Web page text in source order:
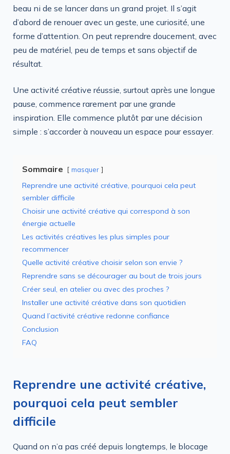
beau ni de se lancer dans un grand projet. Il s’agit
d’abord de renouer avec un geste, une curiosité, une
forme d’attention. On peut reprendre doucement, avec
peu de matériel, peu de temps et sans objectif de
résultat.
Une activité créative réussie, surtout après une longue
pause, commence rarement par une grande
inspiration. Elle commence plutôt par une décision
simple : s’accorder à nouveau un espace pour essayer.
Sommaire masquer
Reprendre une activité créative, pourquoi cela peut
sembler difficile
Choisir une activité créative qui correspond à son
énergie actuelle
Les activités créatives les plus simples pour
recommencer
Quelle activité créative choisir selon son envie ?
Reprendre sans se décourager au bout de trois jours
Créer seul, en atelier ou avec des proches ?
Installer une activité créative dans son quotidien
Quand l’activité créative redonne confiance
Conclusion
FAQ
Reprendre une activité créative,
pourquoi cela peut sembler
difficile
Quand on n’a pas créé depuis longtemps, le blocage